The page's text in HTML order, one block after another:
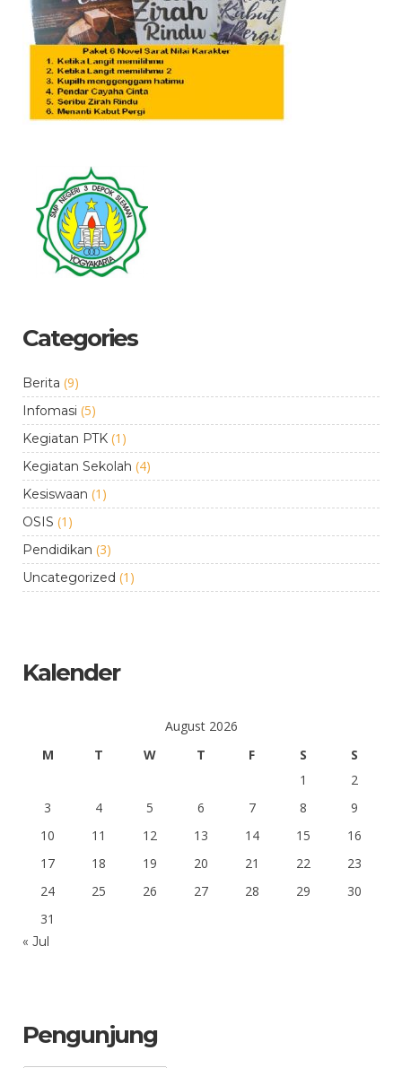
Categories
Berita (9)
Infomasi (5)
Kegiatan PTK (1)
Kegiatan Sekolah (4)
Kesiswaan (1)
OSIS (1)
Pendidikan (3)
Uncategorized (1)
Kalender
August 2026
M
T W T F S
S
1
2
3
4 5 6 7 8
9
10
11 12 13 14 15
16
17
18 19 20 21 22
23
24
25 26 27 28 29
30
31
« Jul
Pengunjung